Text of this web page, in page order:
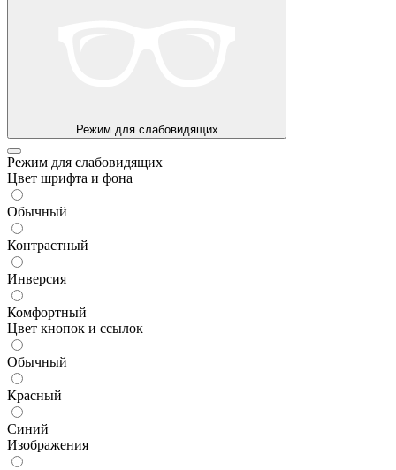
Режим для слабовидящих
Режим для слабовидящих
Цвет шрифта и фона
Обычный
Контрастный
Инверсия
Комфортный
Цвет кнопок и ссылок
Обычный
Красный
Синий
Изображения